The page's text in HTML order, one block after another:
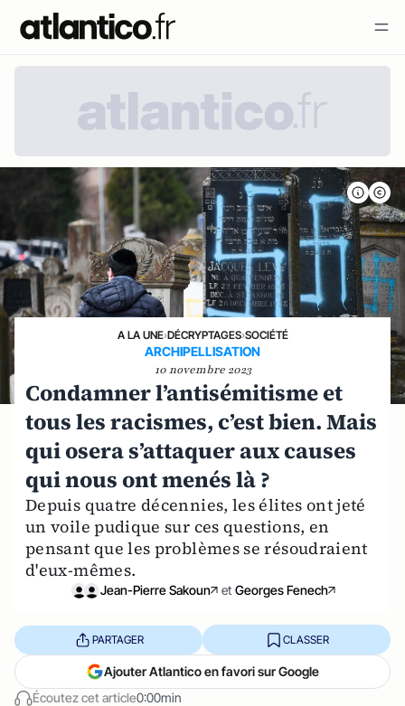
A LA UNE›DÉCRYPTAGES›SOCIÉTÉ
ARCHIPELLISATION
10 novembre 2023
Condamner l’antisémitisme et
tous les racismes, c’est bien. Mais
qui osera s’attaquer aux causes
qui nous ont menés là ?
Depuis quatre décennies, les élites ont jeté
un voile pudique sur ces questions, en
pensant que les problèmes se résoudraient
d'eux-mêmes.
Jean-Pierre Sakoun et Georges Fenech
Écoutez cet article0:00min
PARTAGER CLASSER
Ajouter Atlantico en favori sur Google